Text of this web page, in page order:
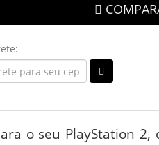
o seu PlayStation